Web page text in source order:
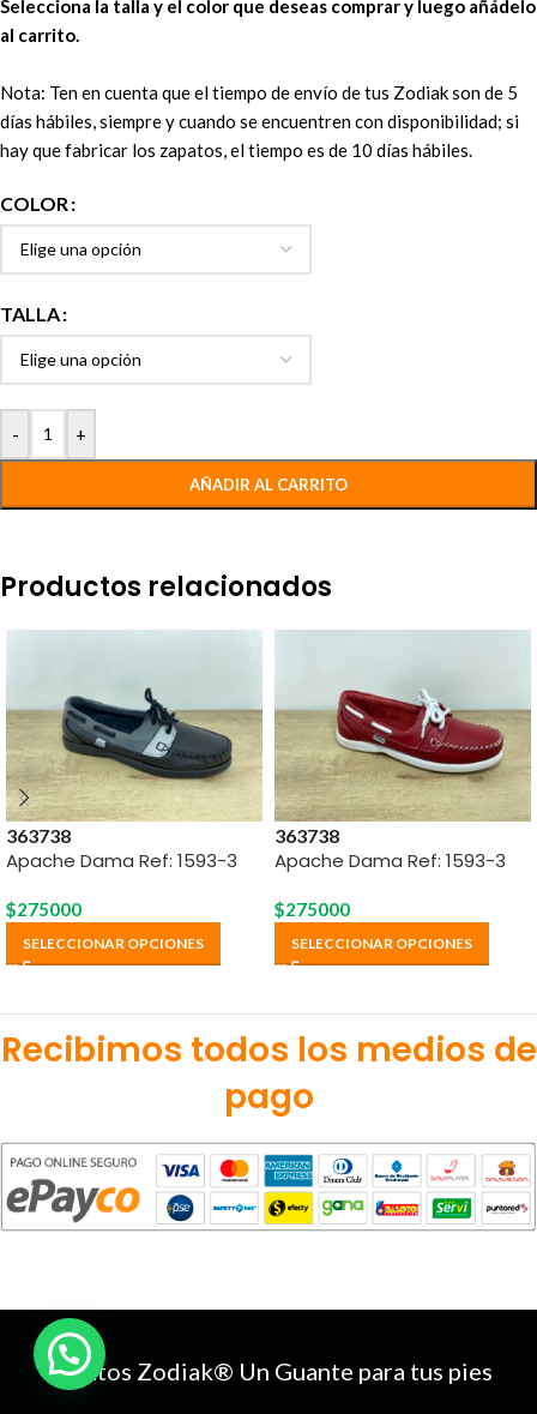
Selecciona la talla y el color que deseas comprar y luego añádelo
al carrito.
Nota: Ten en cuenta que el tiempo de envío de tus Zodiak son de 5
días hábiles, siempre y cuando se encuentren con disponibilidad; si
hay que fabricar los zapatos, el tiempo es de 10 días hábiles.
COLOR
TALLA
- +
AÑADIR AL CARRITO
Productos relacionados
363738
Apache Dama Ref: 1593-3
$275000
SELECCIONAR OPCIONES
363738
Apache Dama Ref: 1593-3
$275000
SELECCIONAR OPCIONES
Recibimos todos los medios de
pago
Zapatos Zodiak® Un Guante para tus pies